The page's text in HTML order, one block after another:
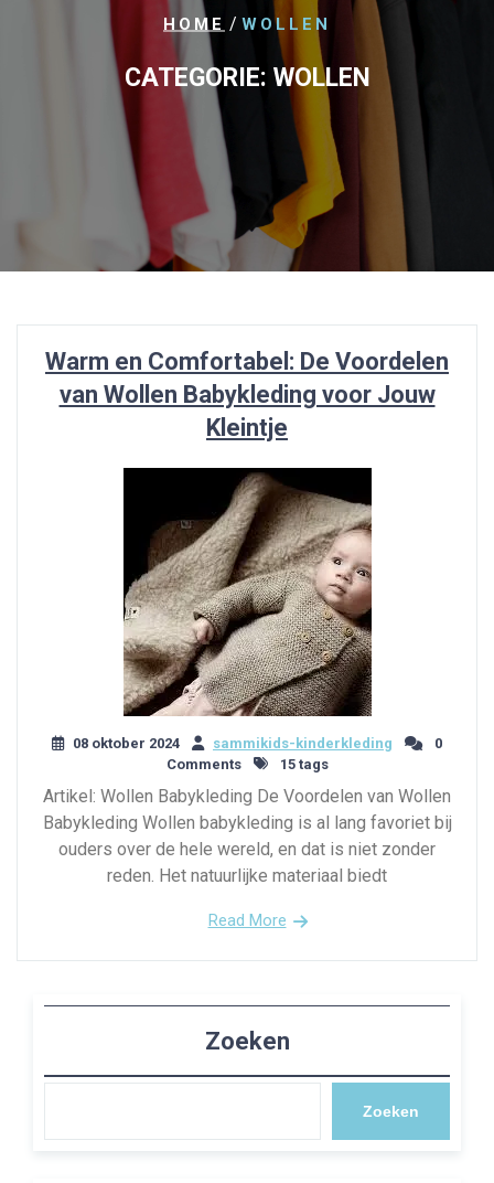
HOME / WOLLEN
CATEGORIE: WOLLEN
Warm en Comfortabel: De Voordelen
van Wollen Babykleding voor Jouw
Kleintje
08 oktober 2024 sammikids-kinderkleding
0
Comments
15 tags
Artikel: Wollen Babykleding De Voordelen van Wollen
Babykleding Wollen babykleding is al lang favoriet bij
ouders over de hele wereld, en dat is niet zonder
reden. Het natuurlijke materiaal biedt
Read More
Zoeken
Zoeken